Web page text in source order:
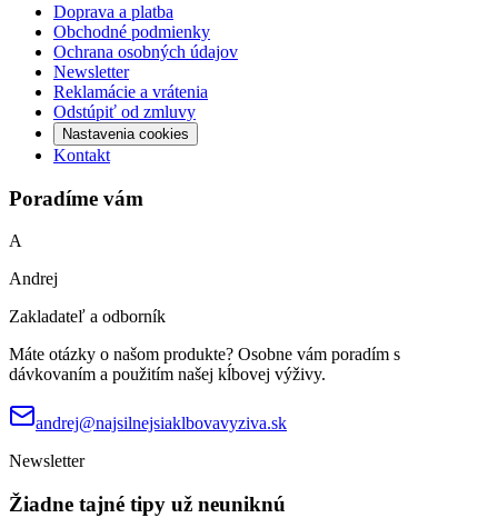
Doprava a platba
Obchodné podmienky
Ochrana osobných údajov
Newsletter
Reklamácie a vrátenia
Odstúpiť od zmluvy
Nastavenia cookies
Kontakt
Poradíme vám
A
Andrej
Zakladateľ a odborník
Máte otázky o našom produkte? Osobne vám poradím s
dávkovaním a použitím našej kĺbovej výživy.
andrej@najsilnejsiaklbovavyziva.sk
Newsletter
Žiadne tajné tipy už neuniknú